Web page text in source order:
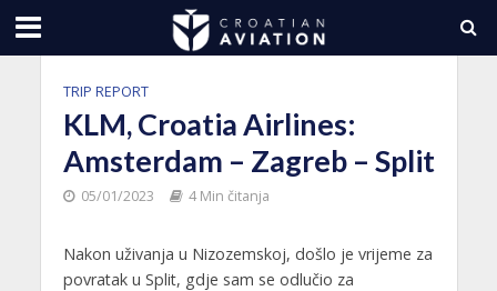
TRIP REPORT
KLM, Croatia Airlines:
Amsterdam – Zagreb – Split
05/01/2023 4 Min čitanja
Nakon uživanja u Nizozemskoj, došlo je vrijeme za
povratak u Split, gdje sam se odlučio za